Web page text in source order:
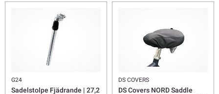
G24
Sadelstolpe Fjädrande | 27,2
DS COVERS
DS Covers NORD Saddle